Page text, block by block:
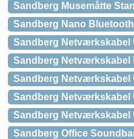
Sandberg Musemåtte
Sandberg Nano
Sandberg Netværkskabel
Sandberg Netværkskabel
Sandberg Netværkskabel
Sandberg Netværkskabel
Sandberg Netværkskabel
Sandberg Office